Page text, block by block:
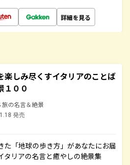
詳細を見る
楽しみ尽くすイタリアのことば
１００
旅の名言＆絶景
発売
た「地球の歩き方」があなたにお届
タリアの名言と癒やしの絶景集